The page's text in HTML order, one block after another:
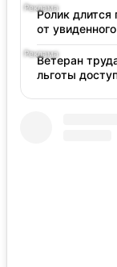
Ролик длится
от увиденного
Ветеран
льготы